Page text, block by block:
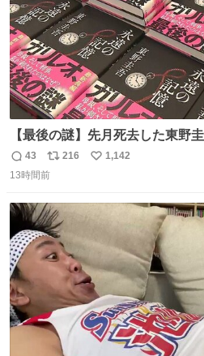
【最後の謎】先月死去した東野
憶」発売 代表作「ガリレオ」シ
news.livedoor.com/article/detail… 68歳で亡くなった
かりの新刊も加わり、多くのフ
返
信
43
リ
ポ
ト
数
216
い
数
1,142
13時間前